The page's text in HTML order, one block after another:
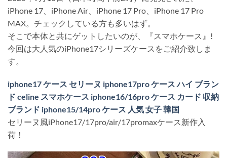
iPhone 17、iPhone Air、iPhone 17 Pro、iPhone 17 Pro
MAX。チェックしている方も多いはず。
そこで本体と共にゲットしたいのが、『スマホケース』!
今回は大人気のiPhone17シリーズケースをご紹介致しま
す。
iphone17 ケース セリーヌ iphone17pro ケース ハイ ブラン
ド celine スマホケース iphone16/16pro ケース カード 収納
ブランド iphone15/14pro ケース 人気 女子 韓国
セリーヌ風iPhone17/17pro/air/17promaxケース新作入
荷！